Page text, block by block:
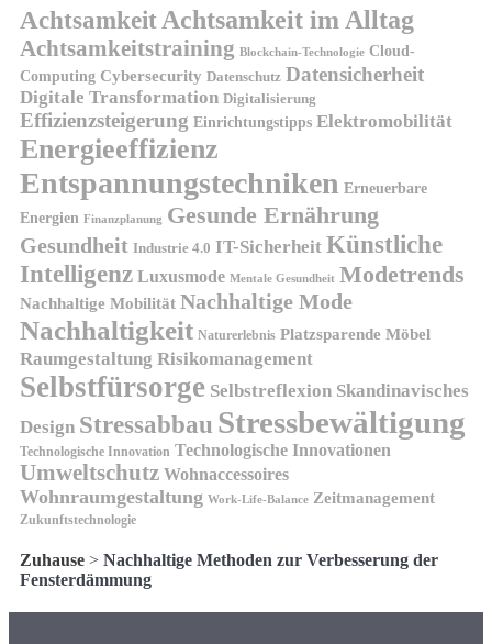
AchtsamkeitAchtsamkeit im Alltag
Achtsamkeitstraining Blockchain-Technologie Cloud-
Computing Cybersecurity Datenschutz Datensicherheit
Digitale Transformation Digitalisierung
Effizienzsteigerung Einrichtungstipps Elektromobilität
Energieeffizienz
Entspannungstechniken Erneuerbare
Energien Finanzplanung Gesunde Ernährung
Gesundheit Industrie 4.0 IT-Sicherheit Künstliche
Intelligenz Luxusmode Mentale Gesundheit Modetrends
Nachhaltige Mobilität Nachhaltige Mode
Nachhaltigkeit Naturerlebnis Platzsparende Möbel
Raumgestaltung Risikomanagement
Selbstfürsorge Selbstreflexion Skandinavisches
Design Stressabbau Stressbewältigung
Technologische Innovation Technologische Innovationen
Umweltschutz Wohnaccessoires
Wohnraumgestaltung Work-Life-Balance Zeitmanagement
Zukunftstechnologie
Zuhause > Nachhaltige Methoden zur Verbesserung der
Fensterdämmung